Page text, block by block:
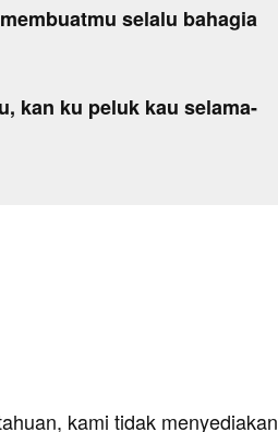
selalu bahagia
kan ku peluk kau selama-
kami tidak menyediakan